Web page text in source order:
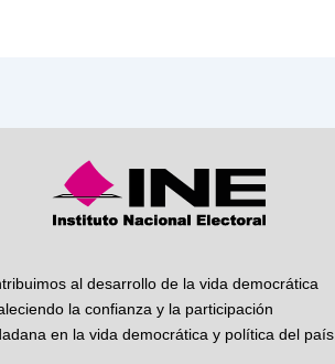
al desarrollo de la vida democrática
la confianza y la participación
en la vida democrática y política del país.